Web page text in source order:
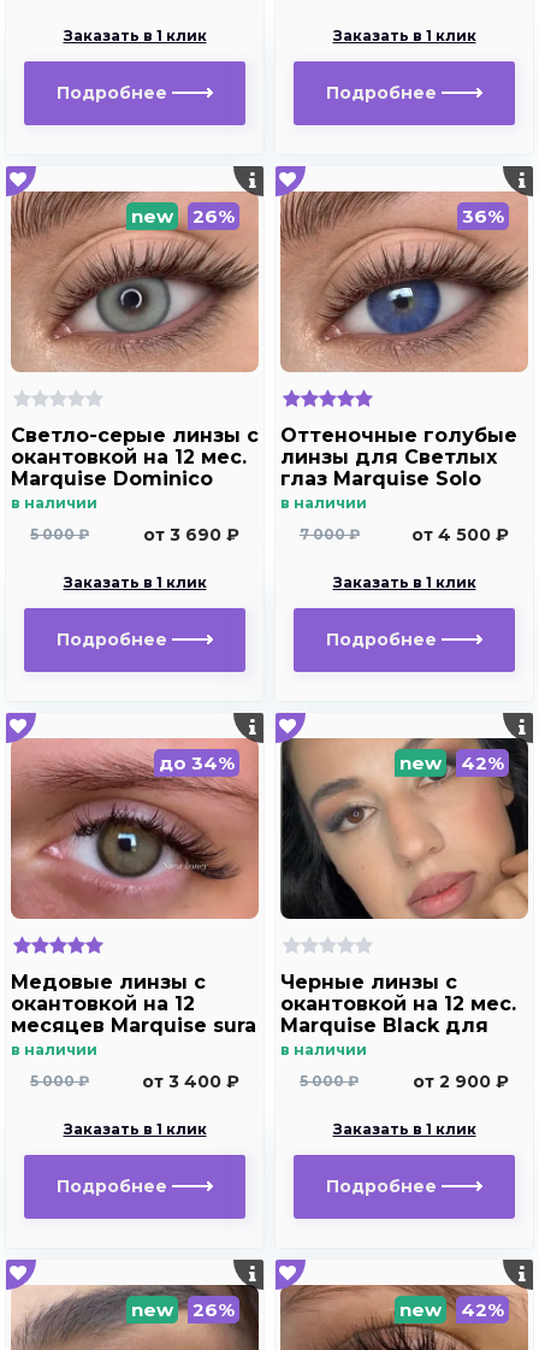
Заказать в 1 клик
Подробнее
Заказать в 1 клик
Подробнее
new 26%
Светло-серые линзы c
окантовкой на 12 мес.
Marquise Dominico
gray
в наличии
5 000 ₽
от 3 690 ₽
Заказать в 1 клик
Подробнее
36%
Оттеночные голубые
линзы для Светлых
глаз Marquise Solo
blue с отверстием
и близорукости
в наличии
7 000 ₽
от 4 500 ₽
Заказать в 1 клик
Подробнее
до 34%
Медовые линзы с
окантовкой на 12
месяцев Marquise sura
Honey
в наличии
5 000 ₽
от 3 400 ₽
Заказать в 1 клик
Подробнее
new 42%
Черные линзы c
окантовкой на 12 мес.
Marquise Black для
темных и светлых
в наличии
5 000 ₽
от 2 900 ₽
Заказать в 1 клик
Подробнее
new 26% new 42%